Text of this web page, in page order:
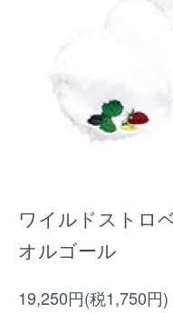
ワイルドストロ
オルゴール
19,250円(税1,750円)